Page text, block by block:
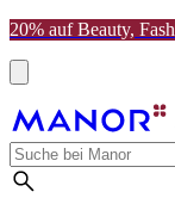
20% auf Beauty,